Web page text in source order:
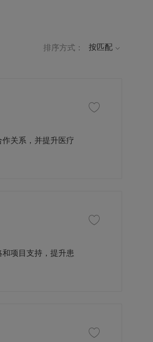
排序方式：
关系，并提升医疗
收藏职位 区域生态
项目支持，提升患
收藏职位 患者解决
收藏职位 治疗领域